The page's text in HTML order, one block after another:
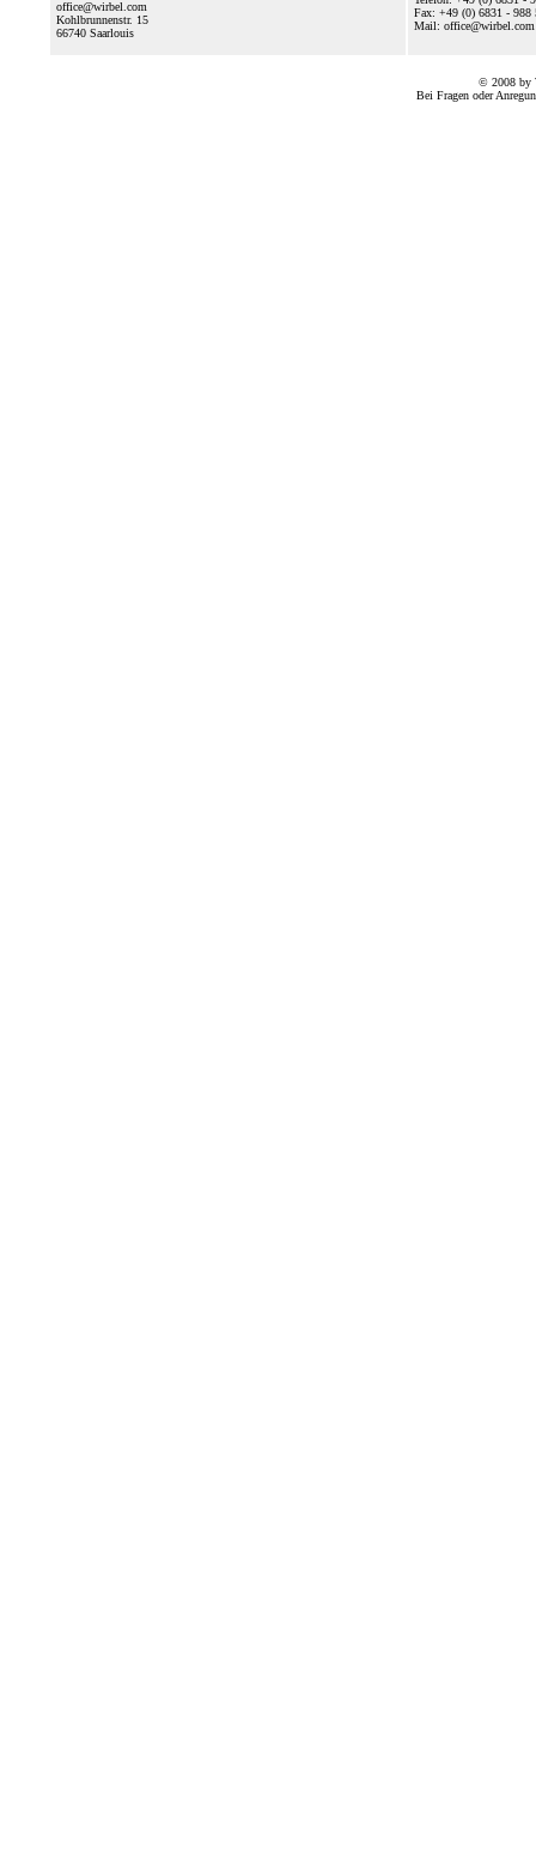
office@wirbel.com
Kohlbrunnenstr. 15
66740 Saarlouis
Fax: +49 (0) 6831 - 988
Mail:
© 2008 by
Bei Fragen oder